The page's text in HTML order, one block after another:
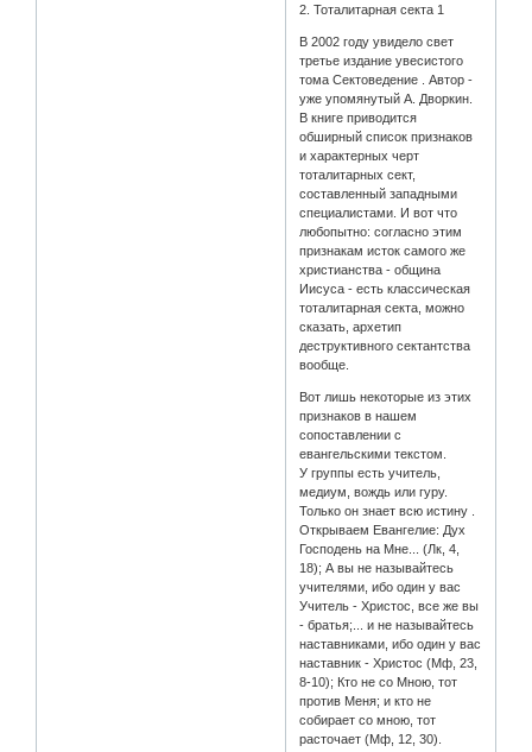
2. Тоталитарная секта 1
В 2002 году увидело свет
третье издание увесистого
тома Сектоведение . Автор -
уже упомянутый А. Дворкин.
В книге приводится
обширный список признаков
и характерных черт
тоталитарных сект,
составленный западными
специалистами. И вот что
любопытно: согласно этим
признакам исток самого же
христианства - община
Иисуса - есть классическая
тоталитарная секта, можно
сказать, архетип
деструктивного сектантства
вообще.
Вот лишь некоторые из этих
признаков в нашем
сопоставлении с
евангельскими текстом.
У группы есть учитель,
медиум, вождь или гуру.
Только он знает всю истину .
Открываем Евангелие: Дух
Господень на Мне... (Лк, 4,
18); А вы не называйтесь
учителями, ибо один у вас
Учитель - Христос, все же вы
- братья;... и не называйтесь
наставниками, ибо один у вас
наставник - Христос (Мф, 23,
8-10); Кто не со Мною, тот
против Меня; и кто не
собирает со мною, тот
расточает (Мф, 12, 30).